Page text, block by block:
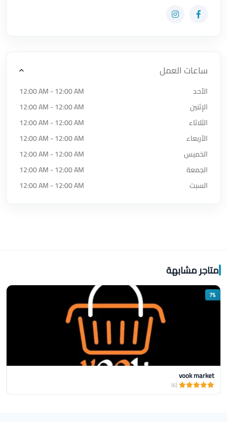
زيارة حساب المتجر على Facebook-f
زيارة حساب المتجر على Instagram
ساعات العمل
الأحد
12:00 AM - 12:00 AM
الإثنين
12:00 AM - 12:00 AM
الثلاثاء
12:00 AM - 12:00 AM
الأربعاء
12:00 AM - 12:00 AM
الخميس
12:00 AM - 12:00 AM
الجمعة
12:00 AM - 12:00 AM
السبت
12:00 AM - 12:00 AM
متاجر مشابهة
7%
vook market
(6)